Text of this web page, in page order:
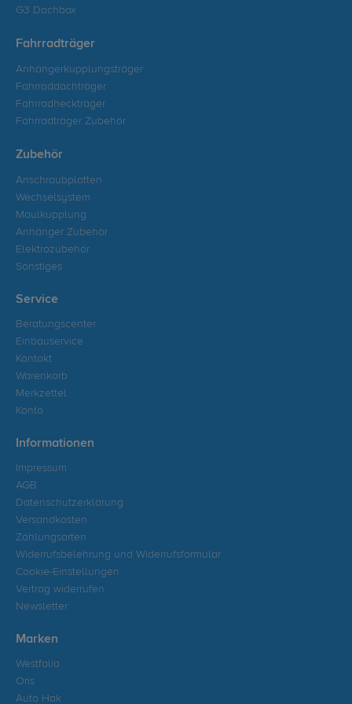
G3 Dachbox
Fahrradträger
Anhängerkupplungsträger
Fahrraddachträger
Fahrradheckträger
Fahrradträger Zubehör
Zubehör
Anschraubplatten
Wechselsystem
Maulkupplung
Anhänger Zubehör
Elektrozubehör
Sonstiges
Service
Beratungscenter
Einbauservice
Kontakt
Warenkorb
Merkzettel
Konto
Informationen
Impressum
AGB
Datenschutzerklärung
Versandkosten
Zahlungsarten
Widerrufsbelehrung und Widerrufsformular
Cookie-Einstellungen
Vertrag widerrufen
Newsletter
Marken
Westfalia
Oris
Auto Hak